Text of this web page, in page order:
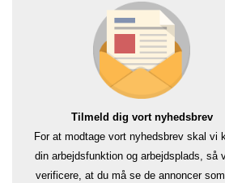
Tilmeld dig vort nyhedsbrev
For at modtage vort nyhedsbrev skal vi
din arbejdsfunktion og arbejdsplads, så
verificere, at du må se de annoncer